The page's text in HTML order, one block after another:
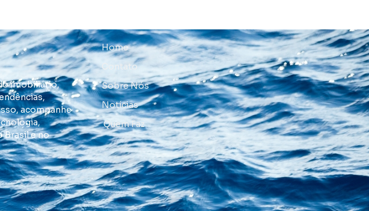
imobiliário,
acompanhe
Brasil e no
Home
Contato
Sobre Nós
Notícias
Quem Faz